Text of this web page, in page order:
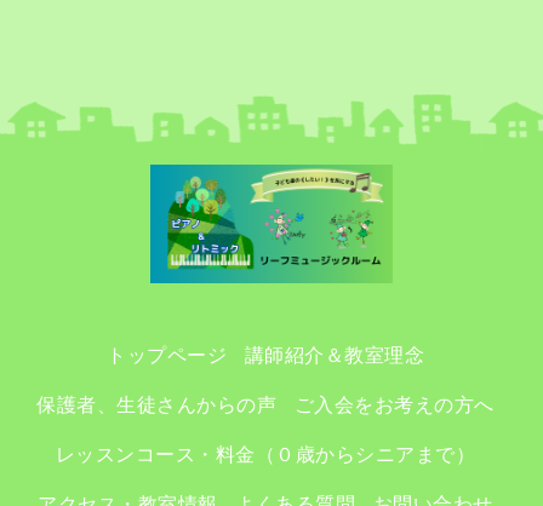
トップページ 講師紹介＆教室理念
保護者、生徒さんからの声 ご入会をお考えの方へ
レッスンコース・料金（０歳からシニアまで）